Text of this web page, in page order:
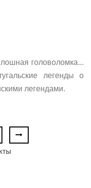
головоломка...
легенды о
легендами.